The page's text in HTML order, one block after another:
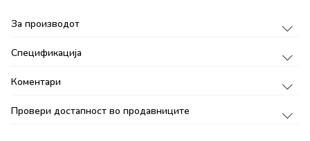
За производот
Спецификација
Коментари
Провери достапност во продавниците